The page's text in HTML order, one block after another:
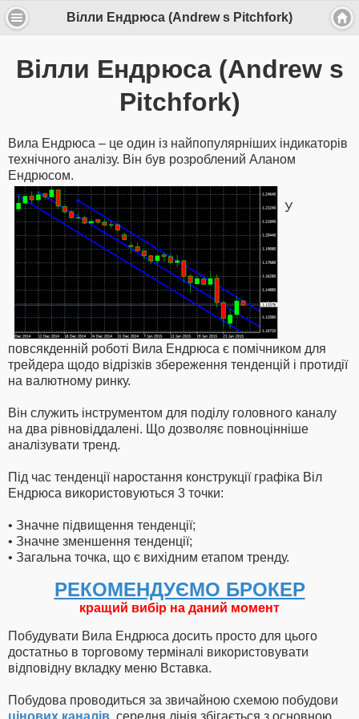
Вілли Ендрюса (Andrew s Pitchfork)
Вілли Ендрюса (Andrew s
Pitchfork)
Вила Ендрюса – це один із найпопулярніших індикаторів
технічного аналізу. Він був розроблений Аланом
Ендрюсом.
У
повсякденній роботі Вила Ендрюса є помічником для
трейдера щодо відрізків збереження тенденцій і протидії
на валютному ринку.
Він служить інструментом для поділу головного каналу
на два рівновіддалені. Що дозволяє повноцінніше
аналізувати тренд.
Під час тенденції наростання конструкції графіка Віл
Ендрюса використовуються 3 точки:
• Значне підвищення тенденції;
• Значне зменшення тенденції;
• Загальна точка, що є вихідним етапом тренду.
РЕКОМЕНДУЄМО БРОКЕР
кращий вибір на даний момент
Побудувати Вила Ендрюса досить просто для цього
достатньо в торговому терміналі використовувати
відповідну вкладку меню Вставка.
Побудова проводиться за звичайною схемою побудови